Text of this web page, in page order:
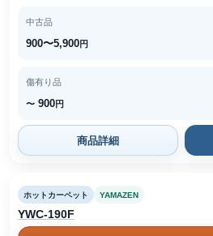
中古品
900〜5,900円
傷有り品
〜 900円
商品詳細
ホットカーペット YAMAZEN
YWC-190F